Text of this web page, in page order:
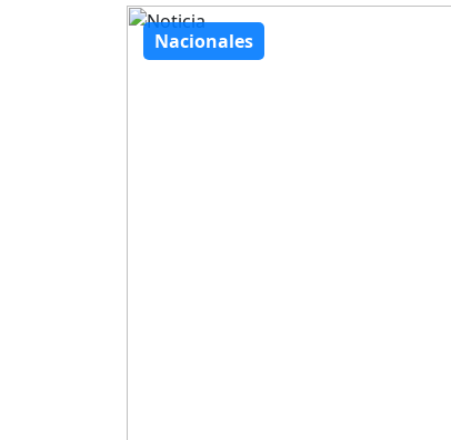
Nacionales